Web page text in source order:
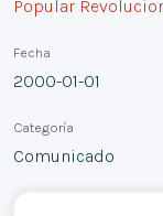
Popular
Fecha
2000-01-01
Categoría
Comunicado